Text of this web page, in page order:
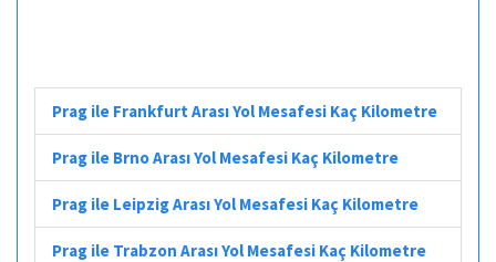
Prag ile Frankfurt Arası Yol Mesafesi Kaç Kilometre
Prag ile Brno Arası Yol Mesafesi Kaç Kilometre
Prag ile Leipzig Arası Yol Mesafesi Kaç Kilometre
Prag ile Trabzon Arası Yol Mesafesi Kaç Kilometre